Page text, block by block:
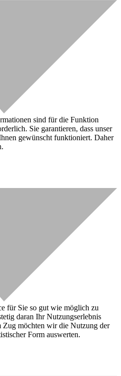
sind für die Funktion
Sie garantieren, dass unser
gewünscht funktioniert. Daher
für Sie so gut wie möglich zu
daran Ihr Nutzungserlebnis
Zug möchten wir die Nutzung der
Form auswerten.